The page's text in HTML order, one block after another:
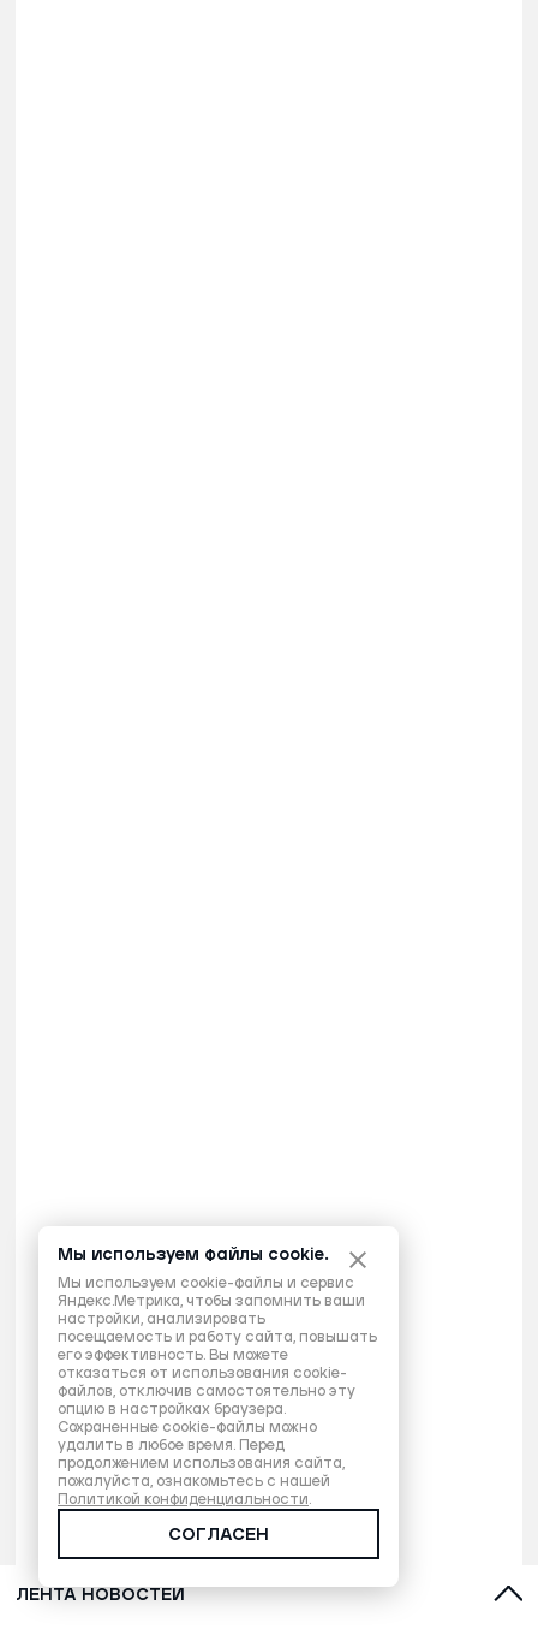
ЛЕНТА НОВОСТЕЙ
Мы используем файлы cookie.
Мы используем cookie-файлы и сервис
Яндекс.Метрика, чтобы запомнить ваши
настройки, анализировать
посещаемость и работу сайта, повышать
его эффективность. Вы можете
отказаться от использования cookie-
файлов, отключив самостоятельно эту
опцию в настройках браузера.
Сохраненные cookie-файлы можно
удалить в любое время. Перед
продолжением использования сайта,
пожалуйста, ознакомьтесь с нашей
Политикой конфиденциальности.
СОГЛАСЕН